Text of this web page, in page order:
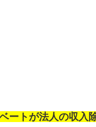
ートが法人の収入